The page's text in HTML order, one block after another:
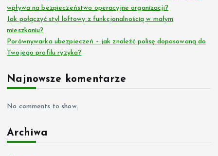
wpływa na bezpieczeństwo operacyjne organizacji?
Jak połączyć styl loftowy z funkcjonalnością w małym
mieszkaniu?
Porównywarka ubezpieczeń – jak znaleźć polisę dopasowaną do
Twojego profilu ryzyka?
Najnowsze komentarze
No comments to show.
Archiwa